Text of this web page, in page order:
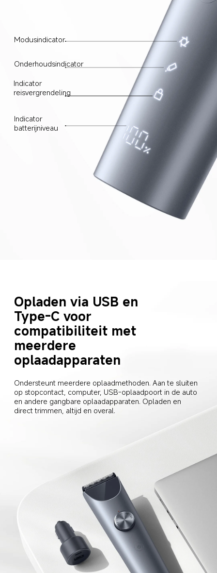
Modusindicator
Onderhoudsindicator
Indicator
reisvergrendeling
Indicator
batterijniveau
Opladen via USB en
Type-C voor
compatibiliteit met
meerdere
oplaadapparaten
Ondersteunt meerdere oplaadmethoden. Aan te sluiten
op stopcontact, computer, USB-oplaadpoort in de auto
en andere gangbare oplaadapparaten. Opladen en
direct trimmen, altijd en overal.